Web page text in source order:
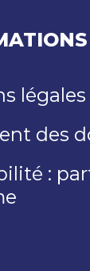
légales
des
: